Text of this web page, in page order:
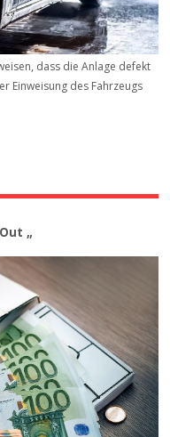
dass die Anlage defekt
Einweisung des Fahrzeugs
„